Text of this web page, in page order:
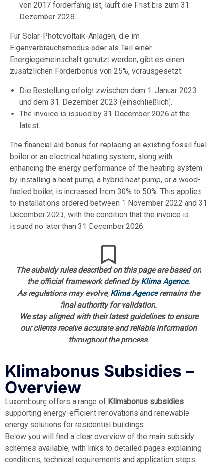
von 2017 förderfähig ist, läuft die Frist bis zum 31.
Dezember 2028.
Für Solar-Photovoltaik-Anlagen, die im
Eigenverbrauchsmodus oder als Teil einer
Energiegemeinschaft genutzt werden, gibt es einen
zusätzlichen Förderbonus von 25%, vorausgesetzt:
Die Bestellung erfolgt zwischen dem 1. Januar 2023
und dem 31. Dezember 2023 (einschließlich).
The invoice is issued by 31 December 2026 at the
latest.
The financial aid bonus for replacing an existing fossil fuel
boiler or an electrical heating system, along with
enhancing the energy performance of the heating system
by installing a heat pump, a hybrid heat pump, or a wood-
fueled boiler, is increased from 30% to 50%. This applies
to installations ordered between 1 November 2022 and 31
December 2023, with the condition that the invoice is
issued no later than 31 December 2026.
The subsidy rules described on this page are based on
the official framework defined byKlima Agence.
As regulations may evolve, Klima Agenceremains the
final authority for validation.
We stay aligned with their latest guidelines to ensure
our clients receive accurate and reliable information
throughout the process.
Klimabonus Subsidies –
Overview
Luxembourg offers a range of Klimabonus subsidies
supporting energy-efficient renovations and renewable
energy solutions for residential buildings.
Below you will find a clear overview of the main subsidy
schemes available, with links to detailed pages explaining
conditions, technical requirements and application steps.